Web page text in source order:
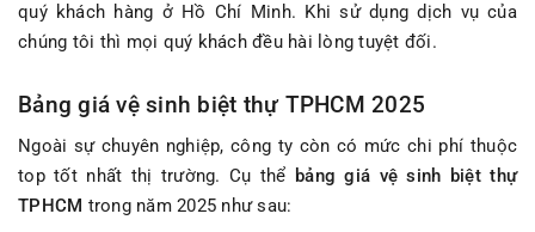
quý khách hàng ở Hồ Chí Minh. Khi sử dụng dịch vụ của
chúng tôi thì mọi quý khách đều hài lòng tuyệt đối.
Bảng giá vệ sinh biệt thự TPHCM 2025
Ngoài sự chuyên nghiệp, công ty còn có mức chi phí thuộc
top tốt nhất thị trường. Cụ thể bảng giá vệ sinh biệt thự
TPHCM trong năm 2025 như sau: